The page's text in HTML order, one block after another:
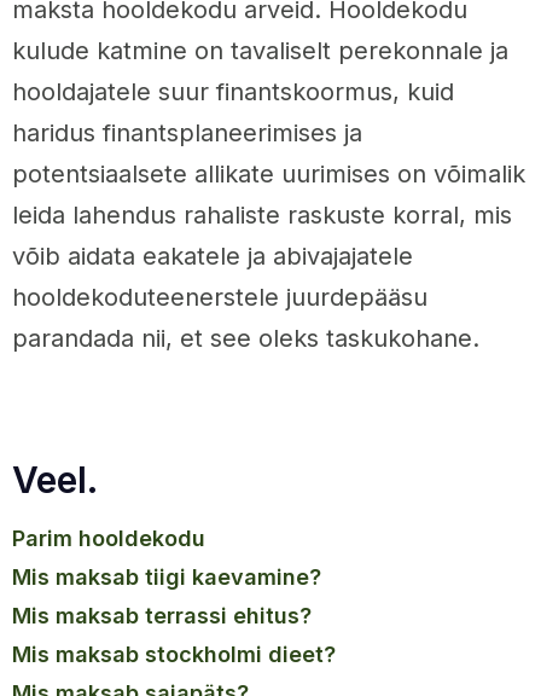
maksta hooldekodu arveid. Hooldekodu
kulude katmine on tavaliselt perekonnale ja
hooldajatele suur finantskoormus, kuid
haridus finantsplaneerimises ja
potentsiaalsete allikate uurimises on võimalik
leida lahendus rahaliste raskuste korral, mis
võib aidata eakatele ja abivajajatele
hooldekoduteenerstele juurdepääsu
parandada nii, et see oleks taskukohane.
Veel.
parim hooldekodu
mis maksab tiigi kaevamine?
mis maksab terrassi ehitus?
mis maksab stockholmi dieet?